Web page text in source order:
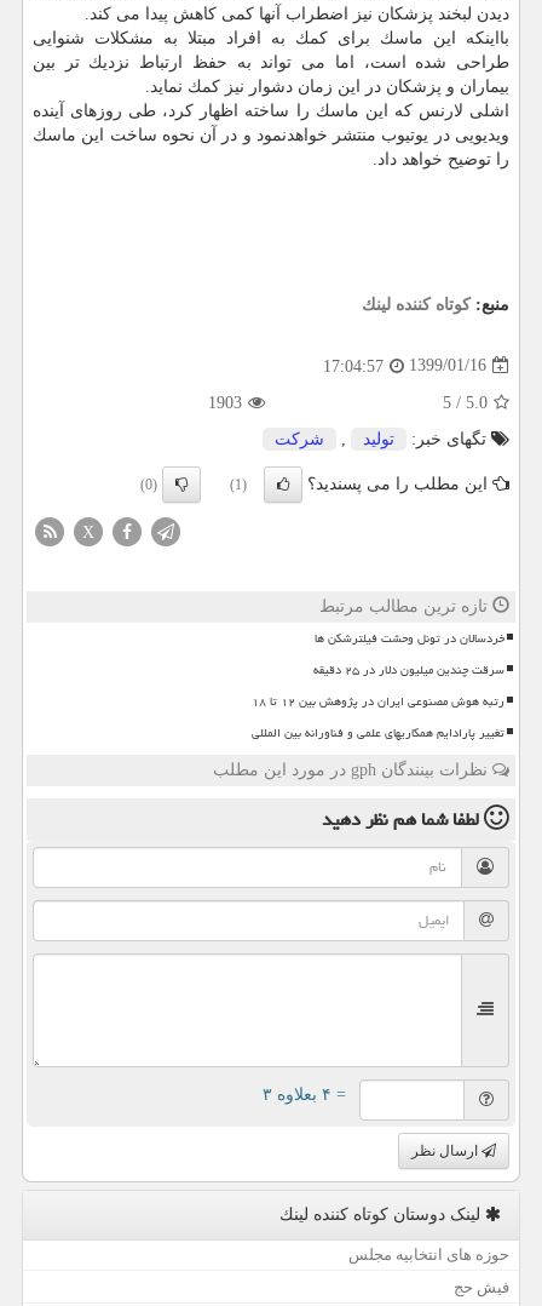
دیدن لبخند پزشكان نیز اضطراب آنها كمی كاهش پیدا می كند.
بااینكه این ماسك برای كمك به افراد مبتلا به مشكلات شنوایی
طراحی شده است، اما می تواند به حفظ ارتباط نزدیك تر بین
بیماران و پزشكان در این زمان دشوار نیز كمك نماید.
اشلی لارنس كه این ماسك را ساخته اظهار كرد، طی روزهای آینده
ویدیویی در یوتیوب منتشر خواهدنمود و در آن نحوه ساخت این ماسك
را توضیح خواهد داد.
منبع: كوتاه كننده لینك
1399/01/16
17:04:57
5.0
/
5
1903
تگهای خبر:
تولید شركت
این مطلب را می پسندید؟ (1)
(0)
X
تازه ترین مطالب مرتبط
خردسالان در تونل وحشت فیلترشکن ها
سرقت چندین میلیون دلار در ۲۵ دقیقه
رتبه هوش مصنوعی ایران در پژوهش بین ۱۲ تا ۱۸
تغییر پارادایم همکاریهای علمی و فناورانه بین المللی
نظرات بینندگان gph در مورد این مطلب
لطفا شما همنظر دهید
= ۴ بعلاوه ۳
ارسال نظر
لینک دوستان كوتاه كننده لینك
حوزه های انتخابیه مجلس
فیش حج